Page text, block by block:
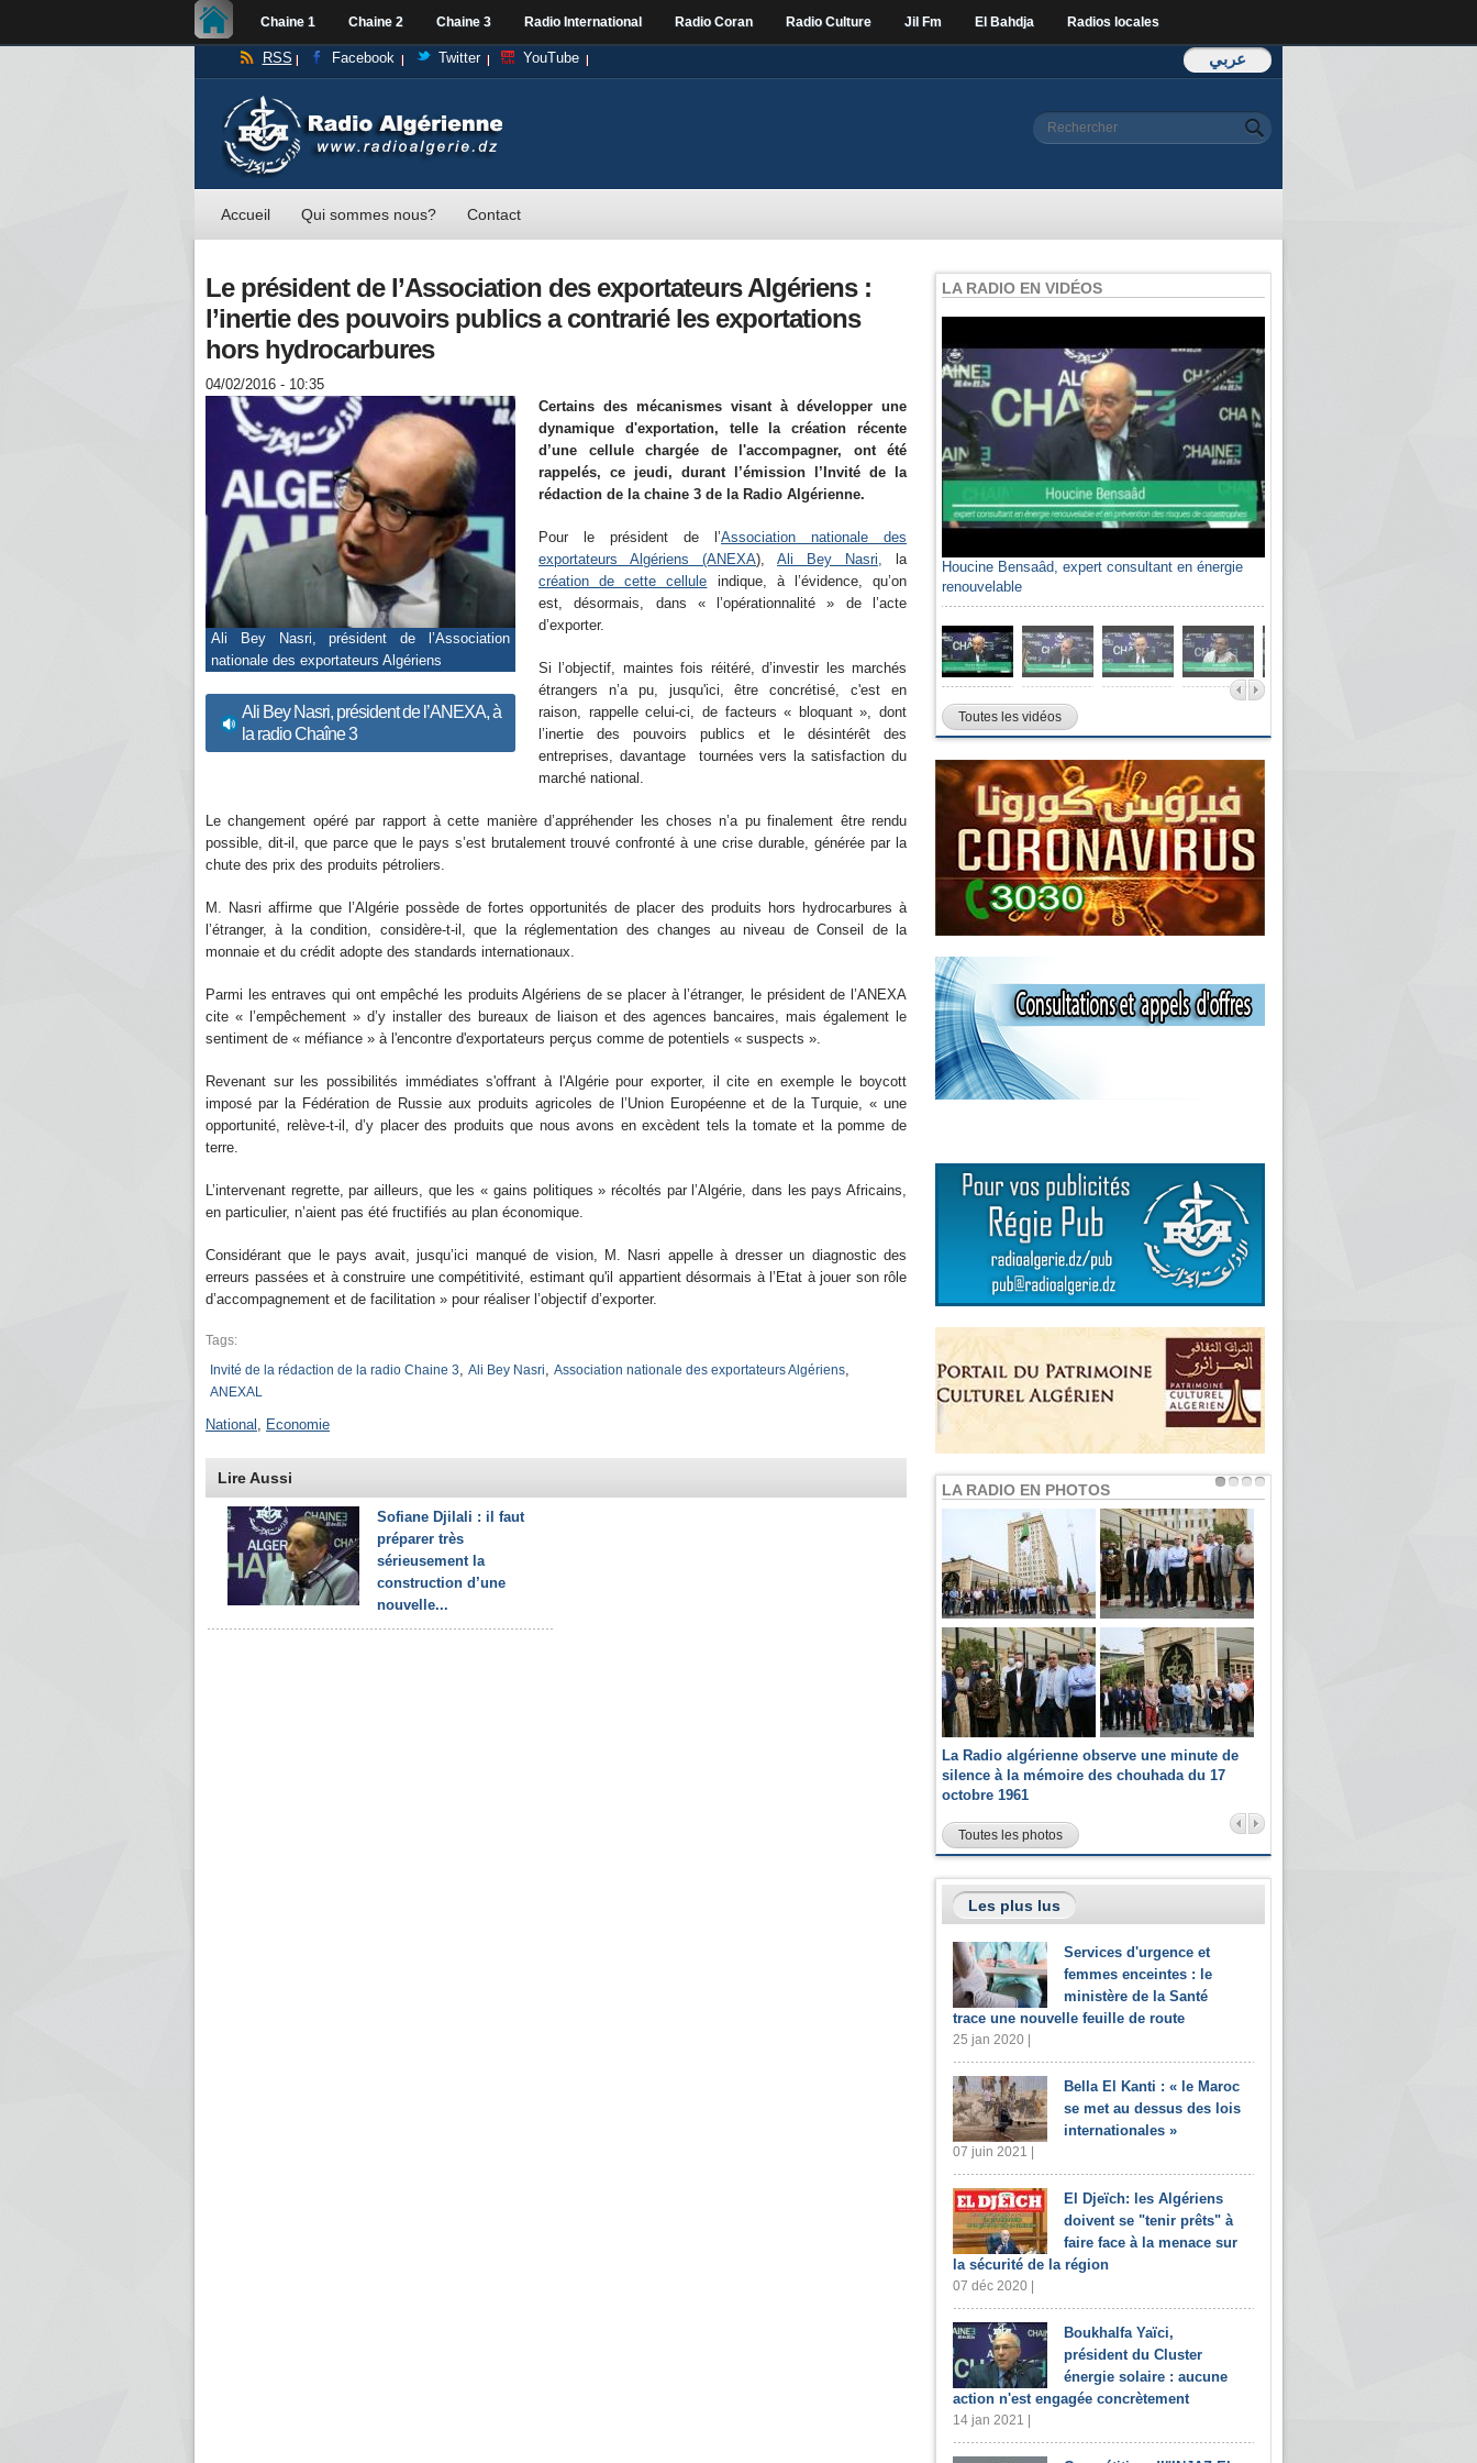
Chaine 1 Chaine 2 Chaine 3 Radio International Radio Coran Radio Culture Jil Fm El Bahdja Radios locales
عربي RSS Facebook Twitter YouTube
Formulaire de
Rechercher
Accueil Qui sommes nous? Contact
Le président de l’Association des exportateurs Algériens :
l’inertie des pouvoirs publics a contrarié les exportations
hors hydrocarbures
04/02/2016 - 10:35
Ali Bey Nasri, président de l’Association
nationale des exportateurs Algériens
Ali Bey Nasri, président de l’ANEXA, à
la radio Chaîne 3
Certains des mécanismes visant à développer une
dynamique d'exportation, telle la création récente
d’une cellule chargée de l'accompagner, ont été
rappelés, ce jeudi, durant l’émission l’Invité de la
rédaction de la chaine 3 de la Radio Algérienne.
Pour le président de l’Association nationale des
exportateurs Algériens (ANEXA), Ali Bey Nasri, la
création de cette cellule indique, à l’évidence, qu’on
est, désormais, dans « l’opérationnalité » de l’acte
d’exporter.
Si l’objectif, maintes fois réitéré, d’investir les marchés
étrangers n’a pu, jusqu'ici, être concrétisé, c'est en
raison, rappelle celui-ci, de facteurs « bloquant », dont
l’inertie des pouvoirs publics et le désintérêt des
entreprises, davantage tournées vers la satisfaction du
marché national.
Le changement opéré par rapport à cette manière d’appréhender les choses n’a pu finalement être rendu
possible, dit-il, que parce que le pays s’est brutalement trouvé confronté à une crise durable, générée par la
chute des prix des produits pétroliers.
M. Nasri affirme que l’Algérie possède de fortes opportunités de placer des produits hors hydrocarbures à
l’étranger, à la condition, considère-t-il, que la réglementation des changes au niveau de Conseil de la
monnaie et du crédit adopte des standards internationaux.
Parmi les entraves qui ont empêché les produits Algériens de se placer à l’étranger, le président de l’ANEXA
cite « l’empêchement » d’y installer des bureaux de liaison et des agences bancaires, mais également le
sentiment de « méfiance » à l'encontre d'exportateurs perçus comme de potentiels « suspects ».
Revenant sur les possibilités immédiates s'offrant à l'Algérie pour exporter, il cite en exemple le boycott
imposé par la Fédération de Russie aux produits agricoles de l’Union Européenne et de la Turquie, « une
opportunité, relève-t-il, d’y placer des produits que nous avons en excèdent tels la tomate et la pomme de
terre.
L’intervenant regrette, par ailleurs, que les « gains politiques » récoltés par l’Algérie, dans les pays Africains,
en particulier, n’aient pas été fructifiés au plan économique.
Considérant que le pays avait, jusqu’ici manqué de vision, M. Nasri appelle à dresser un diagnostic des
erreurs passées et à construire une compétitivité, estimant qu'il appartient désormais à l’Etat à jouer son rôle
d’accompagnement et de facilitation » pour réaliser l’objectif d’exporter.
Tags:
Invité de la rédaction de la radio Chaine 3, Ali Bey Nasri, Association nationale des exportateurs Algériens,
ANEXAL
National , Economie
Lire Aussi
Sofiane Djilali : il faut
préparer très
sérieusement la
construction d’une
nouvelle...
LA RADIO EN VIDÉOS
Houcine Bensaâd, expert consultant en énergie
renouvelable
Toutes les vidéos
LA RADIO EN PHOTOS
La Radio algérienne observe une minute de
silence à la mémoire des chouhada du 17
octobre 1961
Toutes les photos
Les plus lus
Services d'urgence et
femmes enceintes : le
ministère de la Santé
trace une nouvelle feuille de route
25 jan 2020 |
Bella El Kanti : « le Maroc
se met au dessus des lois
internationales »
07 juin 2021 |
El Djeïch: les Algériens
doivent se "tenir prêts" à
faire face à la menace sur
la sécurité de la région
07 déc 2020 |
Boukhalfa Yaïci,
président du Cluster
énergie solaire : aucune
action n'est engagée concrètement
14 jan 2021 |